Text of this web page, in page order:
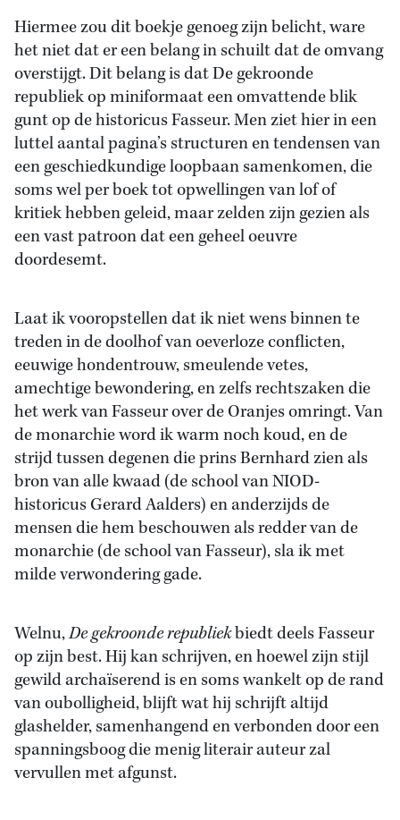
Hiermee zou dit boekje genoeg zijn belicht, ware
het niet dat er een belang in schuilt dat de omvang
overstijgt. Dit belang is dat De gekroonde
republiek op miniformaat een omvattende blik
gunt op de historicus Fasseur. Men ziet hier in een
luttel aantal pagina’s structuren en tendensen van
een geschiedkundige loopbaan samenkomen, die
soms wel per boek tot opwellingen van lof of
kritiek hebben geleid, maar zelden zijn gezien als
een vast patroon dat een geheel oeuvre
doordesemt.
Laat ik vooropstellen dat ik niet wens binnen te
treden in de doolhof van oeverloze conflicten,
eeuwige hondentrouw, smeulende vetes,
amechtige bewondering, en zelfs rechtszaken die
het werk van Fasseur over de Oranjes omringt. Van
de monarchie word ik warm noch koud, en de
strijd tussen degenen die prins Bernhard zien als
bron van alle kwaad (de school van NIOD-
historicus Gerard Aalders) en anderzijds de
mensen die hem beschouwen als redder van de
monarchie (de school van Fasseur), sla ik met
milde verwondering gade.
Welnu,De gekroonde republiekbiedt deels Fasseur
op zijn best. Hij kan schrijven, en hoewel zijn stijl
gewild archaïserend is en soms wankelt op de rand
van oubolligheid, blijft wat hij schrijft altijd
glashelder, samenhangend en verbonden door een
spanningsboog die menig literair auteur zal
vervullen met afgunst.